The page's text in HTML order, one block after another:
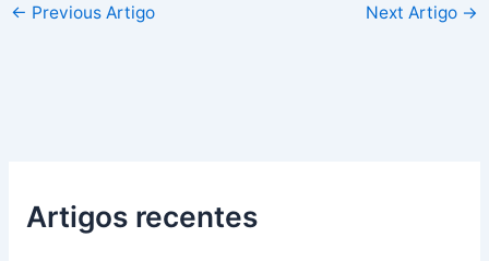
← Previous Artigo Next Artigo →
Artigos recentes